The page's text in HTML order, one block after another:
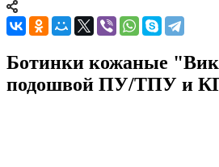
Ботинки кожаные
подошвой ПУ/ТПУ и